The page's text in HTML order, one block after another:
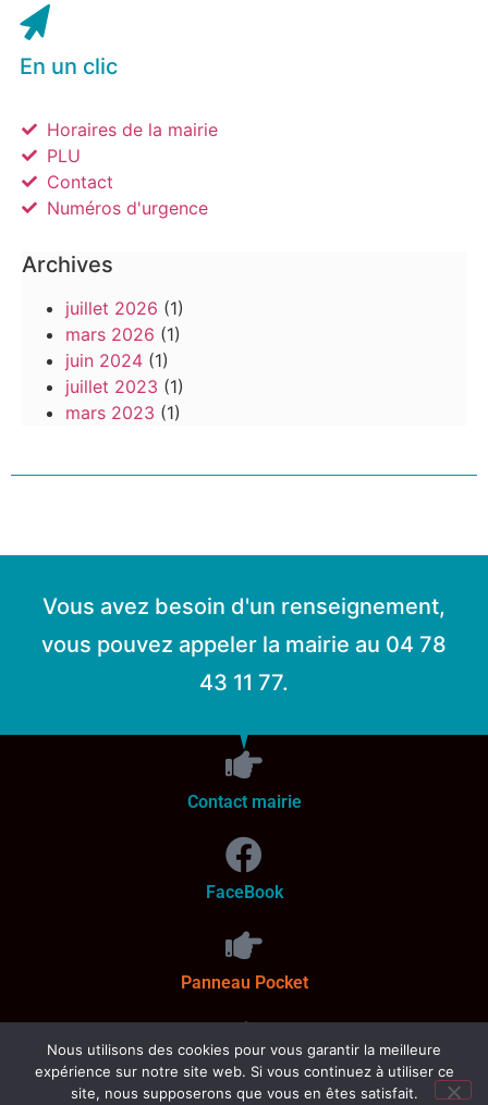
En un clic
Horaires de la mairie
PLU
Contact
Numéros d'urgence
Archives
juillet 2026 (1)
mars 2026 (1)
juin 2024 (1)
juillet 2023 (1)
mars 2023 (1)
Vous avez besoin d'un renseignement,
vous pouvez appeler la mairie au 04 78
43 11 77.
Contact mairie
FaceBook
Panneau Pocket
Communauté de Communes Beaujolais Pierres Dorées
Nous utilisons des cookies pour vous garantir la meilleure
expérience sur notre site web. Si vous continuez à utiliser ce
site, nous supposerons que vous en êtes satisfait.